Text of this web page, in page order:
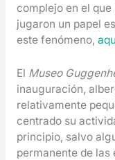
complejo en el
jugaron un papel
este fenómeno,
El Museo
inauguración,
relativamente
centrado su
principio, salvo
permanente de las